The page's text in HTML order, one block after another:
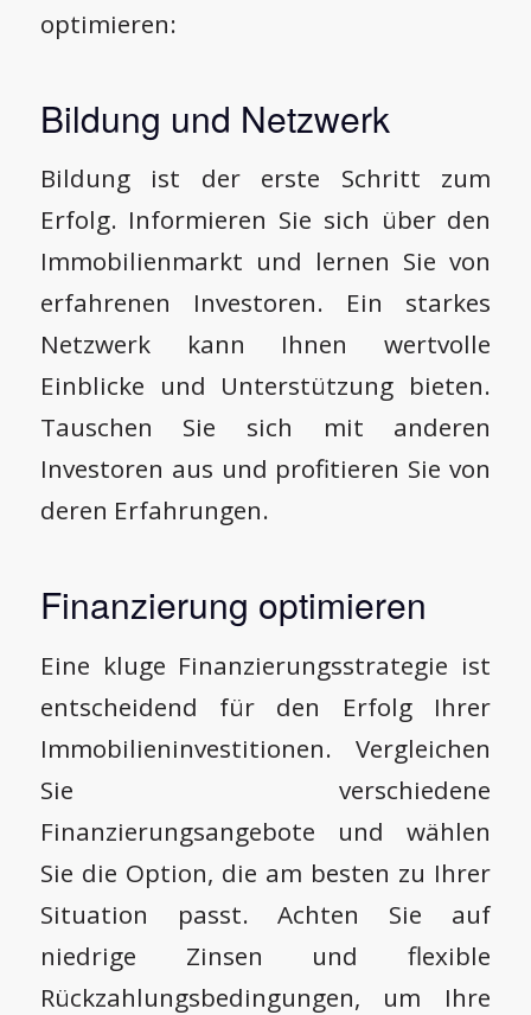
optimieren:
Bildung und Netzwerk
Bildung ist der erste Schritt zum
Erfolg. Informieren Sie sich über den
Immobilienmarkt und lernen Sie von
erfahrenen Investoren. Ein starkes
Netzwerk kann Ihnen wertvolle
Einblicke und Unterstützung bieten.
Tauschen Sie sich mit anderen
Investoren aus und profitieren Sie von
deren Erfahrungen.
Finanzierung optimieren
Eine kluge Finanzierungsstrategie ist
entscheidend für den Erfolg Ihrer
Immobilieninvestitionen. Vergleichen
Sie verschiedene
Finanzierungsangebote und wählen
Sie die Option, die am besten zu Ihrer
Situation passt. Achten Sie auf
niedrige Zinsen und flexible
Rückzahlungsbedingungen, um Ihre